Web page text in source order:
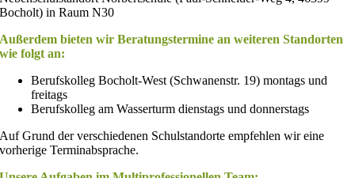
Bocholt) in Raum N30
Außerdem bieten wir Beratungstermine an weiteren Standorten
wie folgt an:
Berufskolleg Bocholt-West (Schwanenstr. 19) montags und
freitags
Berufskolleg am Wasserturm dienstags und donnerstags
Auf Grund der verschiedenen Schulstandorte empfehlen wir eine
vorherige Terminabsprache.